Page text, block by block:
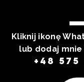
Kliknij ikonę
lub dodaj mnie
+48 575